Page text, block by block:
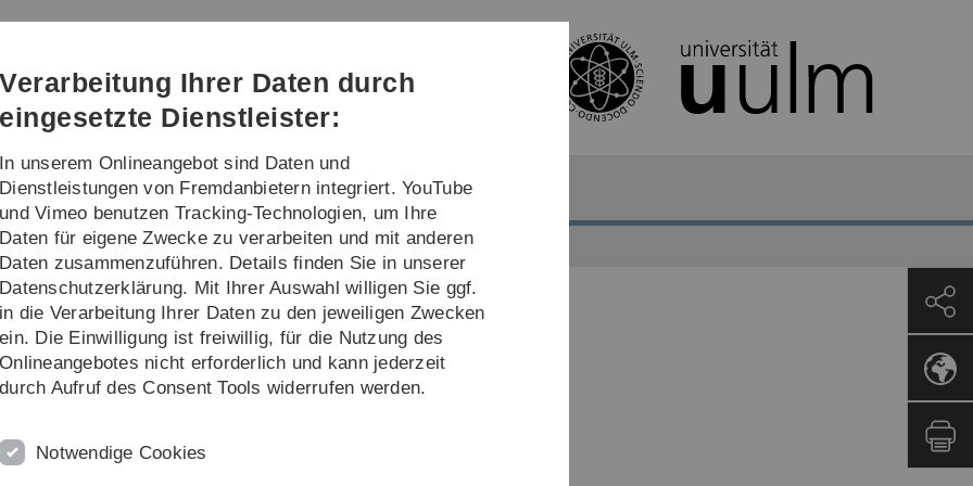
Direkt
Direkt
Direkt
(Sprache,
Drucken,
Social
Direkt
Direkt
für digitale Lehre
Ihr E-Learning-Team an der
das Beste für 2016. Wir haben die ersten Wochen
und um Pläne für dieses Jahr zu machen. Lesen Sie
Verarbeitung Ihrer Daten durch
eingesetzte Dienstleister:
In unserem Onlineangebot sind Daten und
Dienstleistungen von Fremdanbietern integriert. YouTube
und Vimeo benutzen Tracking-Technologien, um Ihre
Daten für eigene Zwecke zu verarbeiten und mit anderen
Daten zusammenzuführen. Details finden Sie in unserer
Datenschutzerklärung. Mit Ihrer Auswahl willigen Sie ggf.
in die Verarbeitung Ihrer Daten zu den jeweiligen Zwecken
ein. Die Einwilligung ist freiwillig, für die Nutzung des
Onlineangebotes nicht erforderlich und kann jederzeit
durch Aufruf des Consent Tools widerrufen werden.
Notwendige Cookies